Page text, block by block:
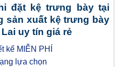
đặt kệ trưng bày tại
sản xuất kệ trưng bày
uy tín giá rẻ
kế MIỄN PHÍ
lựa chọn